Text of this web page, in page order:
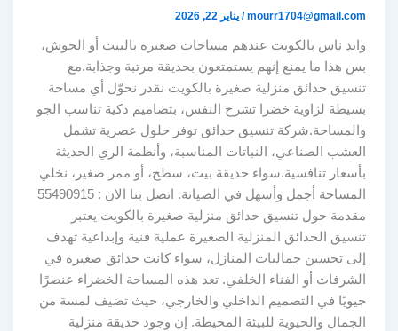
mourr1704@gmail.com
/يناير 22, 2026
وايد ناس بالكويت عندهم مساحات صغيرة بالبيت أو الحوش،
بس هذا ما يمنع إنهم يستمتعون بحديقة مرتبة وجذابة.مع
تنسيق حدائق منزلية صغيرة بالكويت نقدر نحوّل أي مساحة
بسيطة لزاوية خضرا تشرح النفس، بتصاميم ذكية تناسب الجو
والمساحة.شركة تنسيق حدائق توفر حلول عصرية تشمل
العشب الصناعي، النباتات المناسبة، وأنظمة الري الحديثة
بأسعار تنافسية.سواء حديقة بيت، سطح، أو ممر صغير، نخلي
المساحة أجمل وأسهل في الصيانة. اتصل بنا الان : 55490915
مقدمة حول تنسيق حدائق منزلية صغيرة بالكويت يعتبر
تنسيق الحدائق المنزلية الصغيرة عملية فنية وإبداعية تهدف
إلى تحسين جماليات المنازل، سواء كانت حدائق صغيرة في
الشرفات أو الفناء الخلفي. تعد هذه المساحة الخضراء عنصرًا
حيويًا في التصميم الداخلي والخارجي، حيث تضيف لمسة من
الجمال والحيوية للبيئة المحيطة. إن وجود حديقة منزلية